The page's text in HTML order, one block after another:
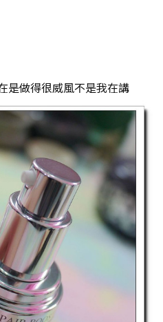
是做得很威風不是我在講